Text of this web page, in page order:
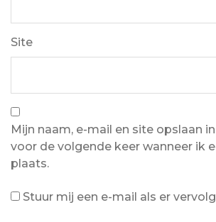
Site
Mijn naam, e-mail en site opslaan
voor de volgende keer wanneer ik
plaats.
Stuur mij een e-mail als er